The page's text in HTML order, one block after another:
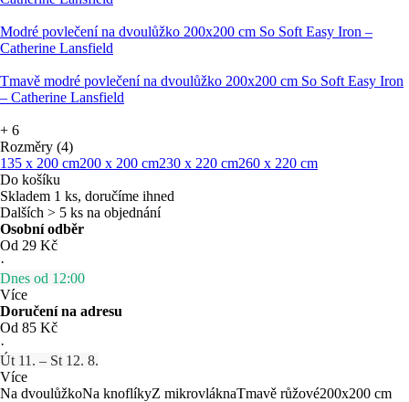
Modré povlečení na dvoulůžko 200x200 cm So Soft Easy Iron –
Catherine Lansfield
Tmavě modré povlečení na dvoulůžko 200x200 cm So Soft Easy Iron
– Catherine Lansfield
+ 6
Rozměry (4)
135 x 200 cm200 x 200 cm230 x 220 cm260 x 220 cm
Do košíku
Skladem 1 ks, doručíme ihned
Dalších > 5 ks na objednání
Osobní odběr
Od 29 Kč
·
Dnes od 12:00
Více
Doručení na adresu
Od 85 Kč
·
Út 11. – St 12. 8.
Více
Na dvoulůžkoNa knoflíkyZ mikrovláknaTmavě růžové200x200 cm